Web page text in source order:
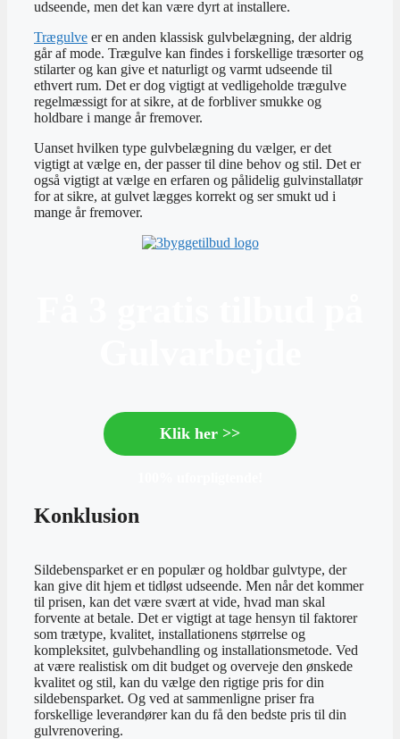
udseende, men det kan være dyrt at installere.
Trægulve er en anden klassisk gulvbelægning, der aldrig
går af mode. Trægulve kan findes i forskellige træsorter og
stilarter og kan give et naturligt og varmt udseende til
ethvert rum. Det er dog vigtigt at vedligeholde trægulve
regelmæssigt for at sikre, at de forbliver smukke og
holdbare i mange år fremover.
Uanset hvilken type gulvbelægning du vælger, er det
vigtigt at vælge en, der passer til dine behov og stil. Det er
også vigtigt at vælge en erfaren og pålidelig gulvinstallatør
for at sikre, at gulvet lægges korrekt og ser smukt ud i
mange år fremover.
Klik her >>
Konklusion
Sildebensparket er en populær og holdbar gulvtype, der
kan give dit hjem et tidløst udseende. Men når det kommer
til prisen, kan det være svært at vide, hvad man skal
forvente at betale. Det er vigtigt at tage hensyn til faktorer
som trætype, kvalitet, installationens størrelse og
kompleksitet, gulvbehandling og installationsmetode. Ved
at være realistisk om dit budget og overveje den ønskede
kvalitet og stil, kan du vælge den rigtige pris for din
sildebensparket. Og ved at sammenligne priser fra
forskellige leverandører kan du få den bedste pris til din
gulvrenovering.